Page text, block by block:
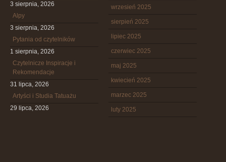
3 sierpnia, 2026
Alpy
3 sierpnia, 2026
Pytania od czytelników
1 sierpnia, 2026
Czytelnicze Inspiracje i
Rekomendacje
31 lipca, 2026
Artyści i Studia Tatuażu
29 lipca, 2026
wrzesień 2025
sierpień 2025
lipiec 2025
czerwiec 2025
maj 2025
kwiecień 2025
marzec 2025
luty 2025